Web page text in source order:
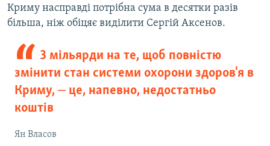
Криму насправді потрібна сума в десятки разів
більша, ніж обіцяє виділити Сергій Аксенов.
3 мільярди на те, щоб повністю
змінити стан системи охорони здоров'я в
Криму, ‒ це, напевно, недостатньо
коштів
Ян Власов